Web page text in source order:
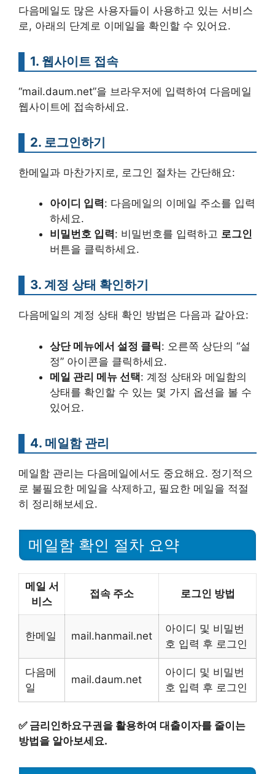
다음메일도 많은 사용자들이 사용하고 있는 서비스
로, 아래의 단계로 이메일을 확인할 수 있어요.
1. 웹사이트 접속
“mail.daum.net”을 브라우저에 입력하여 다음메일
웹사이트에 접속하세요.
2. 로그인하기
한메일과 마찬가지로, 로그인 절차는 간단해요:
아이디 입력: 다음메일의 이메일 주소를 입력
하세요.
비밀번호 입력: 비밀번호를 입력하고 로그인
버튼을 클릭하세요.
3. 계정 상태 확인하기
다음메일의 계정 상태 확인 방법은 다음과 같아요:
상단 메뉴에서 설정 클릭: 오른쪽 상단의 “설
정” 아이콘을 클릭하세요.
메일 관리 메뉴 선택: 계정 상태와 메일함의
상태를 확인할 수 있는 몇 가지 옵션을 볼 수
있어요.
4. 메일함 관리
메일함 관리는 다음메일에서도 중요해요. 정기적으
로 불필요한 메일을 삭제하고, 필요한 메일을 적절
히 정리해보세요.
메일함 확인 절차 요약
메일 서
비스
접속 주소 로그인 방법
한메일 mail.hanmail.net
아이디 및 비밀번
호 입력 후 로그인
다음메
일
mail.daum.net
아이디 및 비밀번
호 입력 후 로그인
✅ 금리인하요구권을 활용하여 대출이자를 줄이는
방법을 알아보세요.